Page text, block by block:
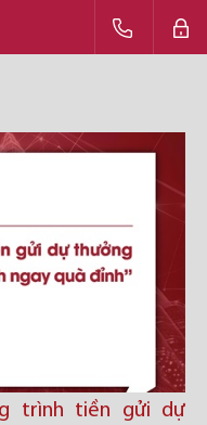
trình tiền gửi dự